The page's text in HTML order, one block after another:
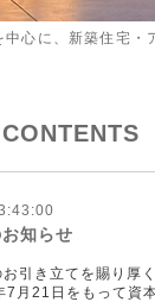
心に、新築住宅・
知らせ
引き立てを賜り厚
7月21日をもって資